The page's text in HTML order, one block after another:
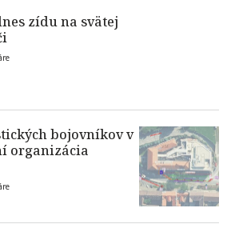
zídu na svätej
bojovníkov v
organizácia